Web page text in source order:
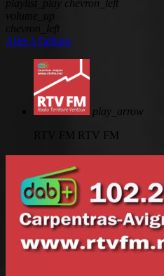
playlist_play chevron_left
chevron_left
Aller à l'album
play_arrow
RTV FM RTV FM